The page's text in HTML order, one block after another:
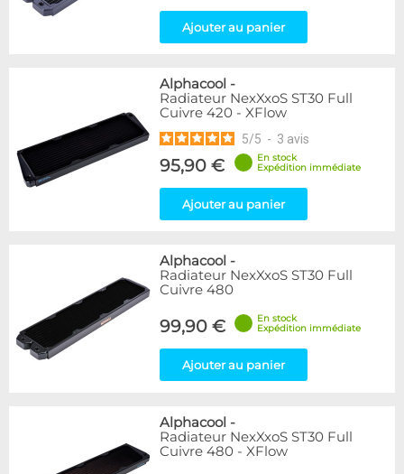
Ajouter au panier
Alphacool -
Radiateur NexXxoS ST30 Full
Cuivre 420 - XFlow
5/5 - 3 avis
95,90 €
En stock
Expédition immédiate
Ajouter au panier
Alphacool -
Radiateur NexXxoS ST30 Full
Cuivre 480
99,90 €
En stock
Expédition immédiate
Ajouter au panier
Alphacool -
Radiateur NexXxoS ST30 Full
Cuivre 480 - XFlow